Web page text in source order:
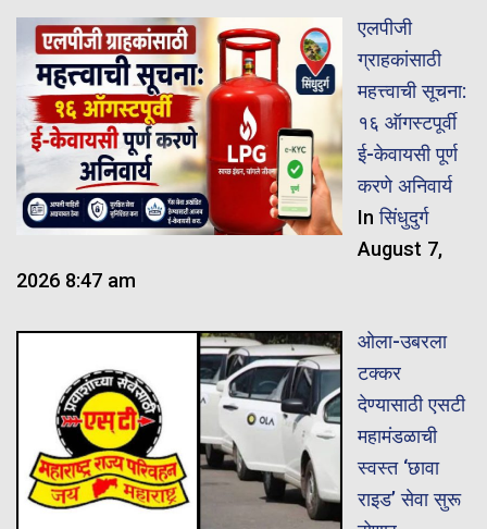
एलपीजी
ग्राहकांसाठी
महत्त्वाची सूचना:
१६ ऑगस्टपूर्वी
ई-केवायसी पूर्ण
करणे अनिवार्य
Inसिंधुदुर्ग
August 7,
2026 8:47 am
ओला-उबरला
टक्कर
देण्यासाठी एसटी
महामंडळाची
स्वस्त ‘छावा
राइड’ सेवा सुरू